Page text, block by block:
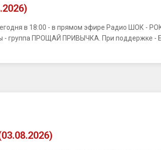
в 18:00 - в прямом эфире Радио ШОК -
- группа ПРОЩАЙ ПРИВЫЧКА. При поддержке -